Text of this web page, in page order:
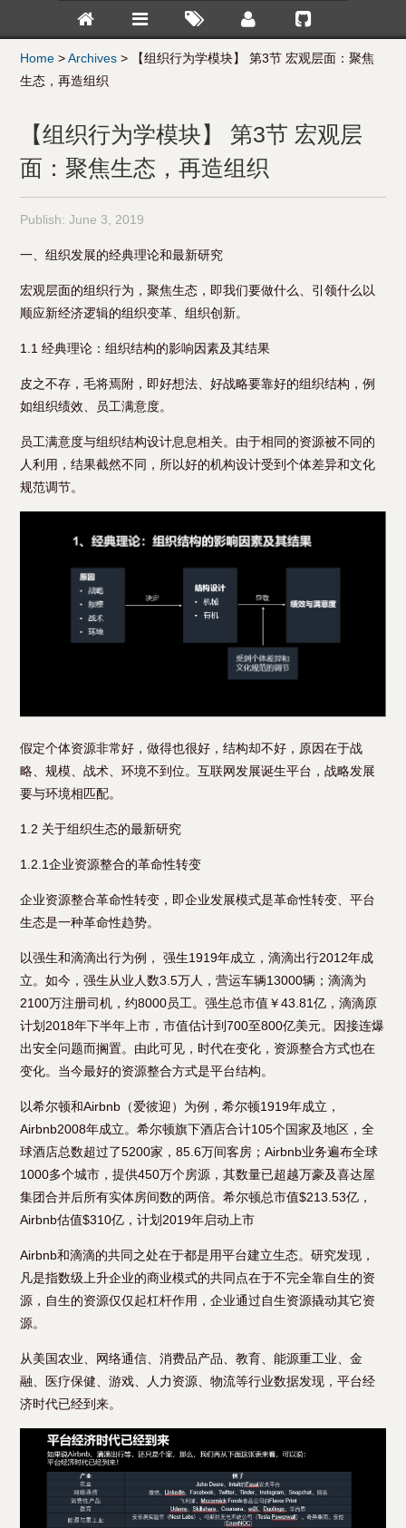
Home >Archives >
【组织行为学模块】 第3节 宏观层面：聚焦
生态，再造组织
【组织行为学模块】 第3节 宏观层
面：聚焦生态，再造组织
Publish:June 3, 2019
一、组织发展的经典理论和最新研究
宏观层面的组织行为，聚焦生态，即我们要做什么、引领什么以
顺应新经济逻辑的组织变革、组织创新。
1.1 经典理论：组织结构的影响因素及其结果
皮之不存，毛将焉附，即好想法、好战略要靠好的组织结构，例
如组织绩效、员工满意度。
员工满意度与组织结构设计息息相关。由于相同的资源被不同的
人利用，结果截然不同，所以好的机构设计受到个体差异和文化
规范调节。
假定个体资源非常好，做得也很好，结构却不好，原因在于战
略、规模、战术、环境不到位。互联网发展诞生平台，战略发展
要与环境相匹配。
1.2 关于组织生态的最新研究
1.2.1企业资源整合的革命性转变
企业资源整合革命性转变，即企业发展模式是革命性转变、平台
生态是一种革命性趋势。
以强生和滴滴出行为例， 强生1919年成立，滴滴出行2012年成
立。如今，强生从业人数3.5万人，营运车辆13000辆；滴滴为
2100万注册司机，约8000员工。强生总市值￥43.81亿，滴滴原
计划2018年下半年上市，市值估计到700至800亿美元。因接连爆
出安全问题而搁置。由此可见，时代在变化，资源整合方式也在
变化。当今最好的资源整合方式是平台结构。
以希尔顿和Airbnb（爱彼迎）为例，希尔顿1919年成立，
Airbnb2008年成立。希尔顿旗下酒店合计105个国家及地区，全
球酒店总数超过了5200家，85.6万间客房；Airbnb业务遍布全球
1000多个城市，提供450万个房源，其数量已超越万豪及喜达屋
集团合并后所有实体房间数的两倍。希尔顿总市值$213.53亿，
Airbnb估值$310亿，计划2019年启动上市
Airbnb和滴滴的共同之处在于都是用平台建立生态。研究发现，
凡是指数级上升企业的商业模式的共同点在于不完全靠自生的资
源，自生的资源仅仅起杠杆作用，企业通过自生资源撬动其它资
源。
从美国农业、网络通信、消费品产品、教育、能源重工业、金
融、医疗保健、游戏、人力资源、物流等行业数据发现，平台经
济时代已经到来。